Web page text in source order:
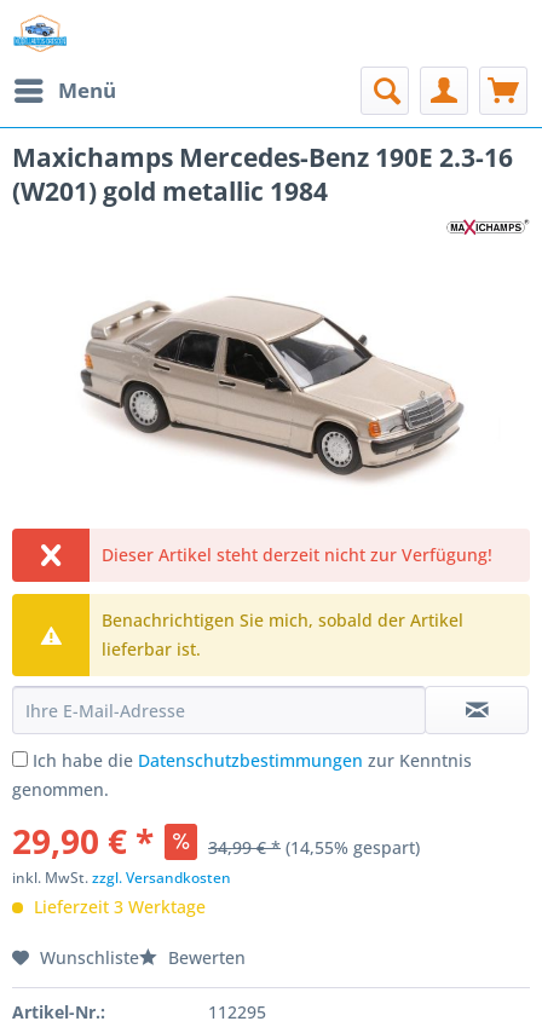
Menü
Maxichamps Mercedes-Benz 190E 2.3-16
(W201) gold metallic 1984
Dieser Artikel steht derzeit nicht zur Verfügung!
Benachrichtigen Sie mich, sobald der Artikel
lieferbar ist.
Ich habe die Datenschutzbestimmungen zur Kenntnis
genommen.
29,90 € * 34,99 € * (14,55% gespart)
inkl. MwSt.zzgl. Versandkosten
Lieferzeit 3 Werktage
Wunschliste Bewerten
Artikel-Nr.:
112295